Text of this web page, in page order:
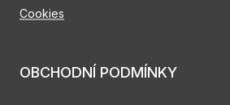
Cookies
OBCHODNÍ PODMÍNKY